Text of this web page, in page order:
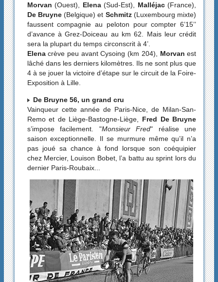
Morvan (Ouest), Elena(Sud-Est), Malléjac(France),
De Bruyne(Belgique) et Schmitz(Luxembourg mixte)
faussent compagnie au peloton pour compter 6’15’’
d’avance à Grez-Doiceau au km 62. Mais leur crédit
sera la plupart du temps circonscrit à 4’.
Elenacrève peu avant Cysoing (km 204), Morvan est
lâché dans les derniers kilomètres. Ils ne sont plus que
4 à se jouer la victoire d’étape sur le circuit de la Foire-
Exposition à Lille.
De Bruyne 56, un grand cru
Vainqueur cette année de Paris-Nice, de Milan-San-
Remo et de Liège-Bastogne-Liège,
Fred De Bruyne
s’impose facilement. "Monsieur Fred" réalise une
saison exceptionnelle. Il se murmure même qu’il n’a
pas joué sa chance à fond lorsque son coéquipier
chez Mercier, Louison Bobet, l’a battu au sprint lors du
dernier Paris-Roubaix...